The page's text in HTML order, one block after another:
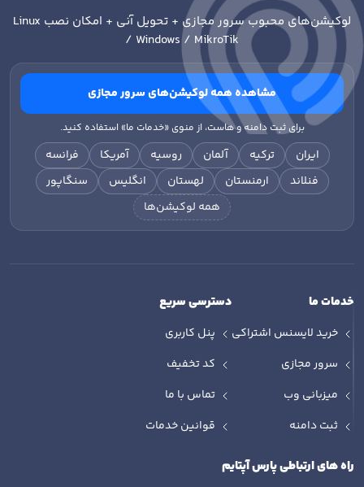
لوکیشن‌های محبوب سرور مجازی + تحویل آنی + امکان نصب Linux
/ Windows / MikroTik
مشاهده همه لوکیشن‌های سرور مجازی
برای ثبت دامنه و هاست، از منوی «خدمات ما» استفاده کنید.
ایران ترکیه آلمان روسیه آمریکا
فرانسه
فنلاند
ارمنستان لهستان انگلیس
سنگاپور
همه لوکیشن‌ها
خدمات ما
خرید لایسنس اشتراکی
سرور مجازی
میزبانی وب
ثبت دامنه
دسترسی سریع
پنل کاربری
کد تخفیف
تماس با ما
قوانین خدمات
راه های ارتباطی پارس آپتایم